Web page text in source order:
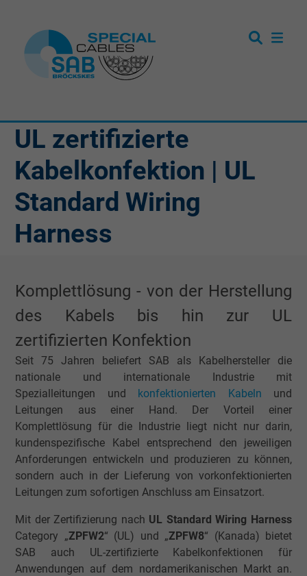
UL zertifizierte
Kabelkonfektion | UL
Standard Wiring
Harness
Komplettlösung - von der Herstellung
des Kabels bis hin zur UL
zertifizierten Konfektion
Seit 75 Jahren beliefert SAB als Kabelhersteller die
nationale und internationale Industrie mit
Spezialleitungen und konfektionierten Kabeln und
Leitungen aus einer Hand. Der Vorteil einer
Komplettlösung für die Industrie liegt nicht nur darin,
kundenspezifische Kabel entsprechend den jeweiligen
Anforderungen entwickeln und produzieren zu können,
sondern auch in der Lieferung von vorkonfektionierten
Leitungen zum sofortigen Anschluss am Einsatzort.
Mit der Zertifizierung nach UL Standard Wiring Harness
Category „ZPFW2“ (UL) und „ZPFW8“ (Kanada) bietet
SAB auch UL-zertifizierte Kabelkonfektionen für
Anwendungen auf dem nordamerikanischen Markt an.